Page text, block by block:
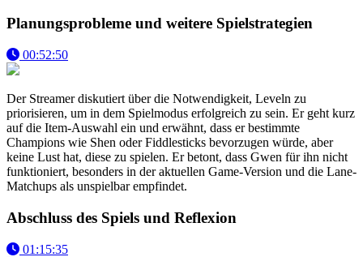
Planungsprobleme und weitere Spielstrategien
00:52:50
Der Streamer diskutiert über die Notwendigkeit, Leveln zu
priorisieren, um in dem Spielmodus erfolgreich zu sein. Er geht kurz
auf die Item-Auswahl ein und erwähnt, dass er bestimmte
Champions wie Shen oder Fiddlesticks bevorzugen würde, aber
keine Lust hat, diese zu spielen. Er betont, dass Gwen für ihn nicht
funktioniert, besonders in der aktuellen Game-Version und die Lane-
Matchups als unspielbar empfindet.
Abschluss des Spiels und Reflexion
01:15:35